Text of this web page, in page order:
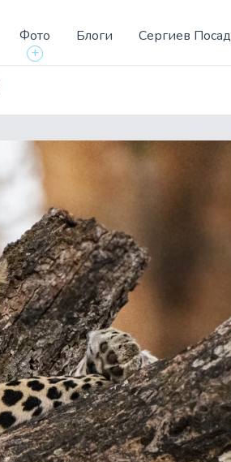
Фото
+
Блоги Сергиев Посад